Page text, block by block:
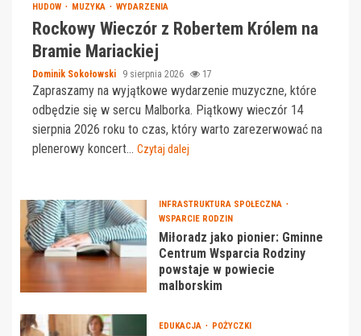
HUDOW MUZYKA WYDARZENIA
Rockowy Wieczór z Robertem Królem na
Bramie Mariackiej
Dominik Sokołowski 9 sierpnia 2026 17
Zapraszamy na wyjątkowe wydarzenie muzyczne, które
odbędzie się w sercu Malborka. Piątkowy wieczór 14
sierpnia 2026 roku to czas, który warto zarezerwować na
plenerowy koncert... Czytaj dalej
INFRASTRUKTURA SPOŁECZNA
WSPARCIE RODZIN
Miłoradz jako pionier: Gminne
Centrum Wsparcia Rodziny
powstaje w powiecie
malborskim
EDUKACJA POŻYCZKI